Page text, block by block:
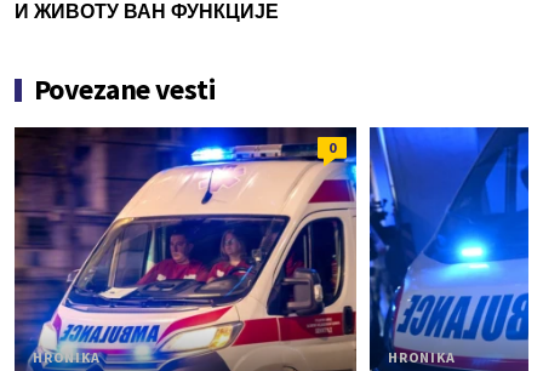
И ЖИВОТУ ВАН ФУНКЦИЈЕ
Povezane vesti
0
HRONIKA HRONIKA